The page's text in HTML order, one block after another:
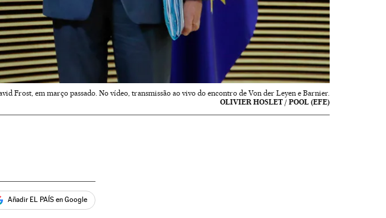
Frost, em março passado. No vídeo, transmissão ao vivo do encontro de Von der Leyen e Barnier.
OLIVIER HOSLET / POOL (EFE)
Añadir EL PAÍS en Google